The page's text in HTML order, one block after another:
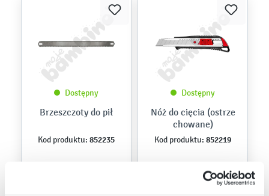
Dostępny
Brzeszczoty do pił
Kod produktu: 852235
Dostępny
Nóż do cięcia (ostrze
chowane)
Kod produktu: 852219
4,90 zł